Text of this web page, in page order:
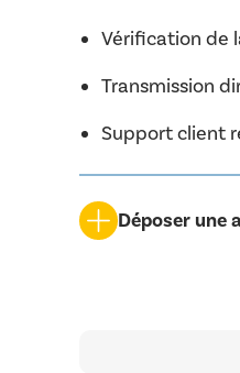
Vérification de
Transmission
Support client
Déposer une